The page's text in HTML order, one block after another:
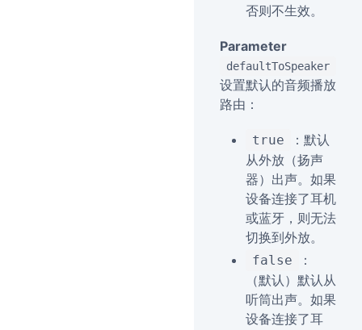
否则不生效。
Parameter
defaultToSpeaker
设置默认的音频播放
路由：
true
：默认
从外放（扬声
器）出声。如果
设备连接了耳机
或蓝牙，则无法
切换到外放。
false
：
（默认）默认从
听筒出声。如果
设备连接了耳